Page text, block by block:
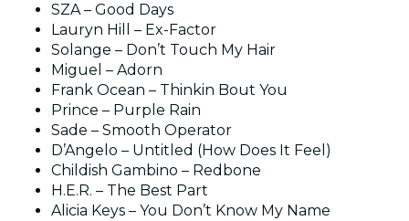
SZA – Good Days
Lauryn Hill – Ex-Factor
Solange – Don’t Touch My Hair
Miguel – Adorn
Frank Ocean – Thinkin Bout You
Prince – Purple Rain
Sade – Smooth Operator
D’Angelo – Untitled (How Does It Feel)
Childish Gambino – Redbone
H.E.R. – The Best Part
Alicia Keys – You Don’t Know My Name